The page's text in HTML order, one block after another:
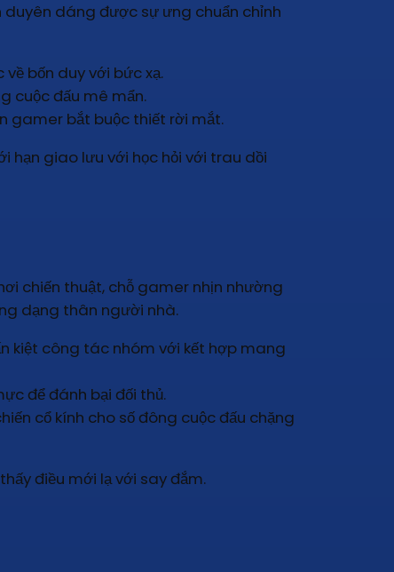
dáng được sự ưng chuẩn chỉnh
bốn duy với bức xạ.
cuộc đấu mê mẩn.
gamer bắt buộc thiết rời mắt.
hạn giao lưu với học hỏi với trau dồi
chiến thuật, chỗ gamer nhịn nhường
dạng thân người nhà.
kiệt công tác nhóm với kết hợp mang
để đánh bại đối thủ.
cổ kính cho số đông cuộc đấu chặng
điều mới lạ với say đắm.